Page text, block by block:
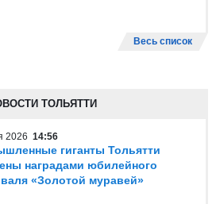
Весь список
ТОЛЬЯТТИ
2026 14:56
гиганты Тольятти
наградами юбилейного
«Золотой муравей»